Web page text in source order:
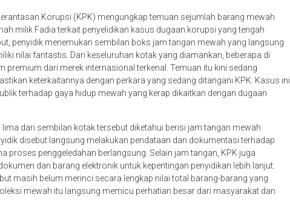
Korupsi (KPK) mengungkap temuan sejumlah barang mewah
milik Fadia terkait penyelidikan kasus dugaan korupsi yang tengah
penyidik menemukan sembilan boks jam tangan mewah yang langsung
nilai fantastis. Dari keseluruhan kotak yang diamankan, beberapa di
premium dari merek internasional terkenal. Temuan itu kini sedang
keterkaitannya dengan perkara yang sedang ditangani KPK. Kasus ini
terhadap gaya hidup mewah yang kerap dikaitkan dengan dugaan
dari sembilan kotak tersebut diketahui berisi jam tangan mewah
disebut langsung melakukan pendataan dan dokumentasi terhadap
proses penggeledahan berlangsung. Selain jam tangan, KPK juga
dan barang elektronik untuk kepentingan penyidikan lebih lanjut.
masih belum merinci secara lengkap nilai total barang-barang yang
mewah itu langsung memicu perhatian besar dari masyarakat dan